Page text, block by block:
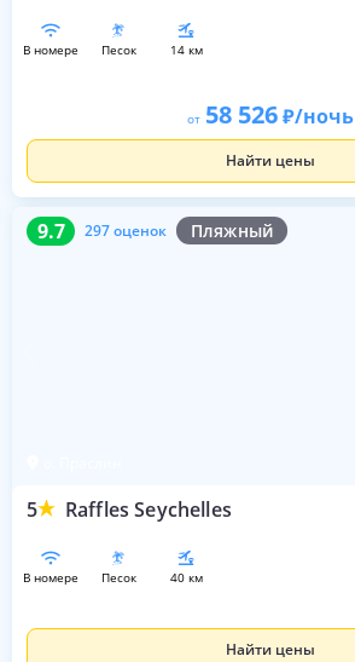
в номере песок 14 км
от 58 526 /ночь
Найти цены
9.7 297 оценок Пляжный
5 Raffles Seychelles
9.7 297 оценок
в номере песок 40 км
Найти цены